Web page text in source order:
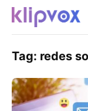
Tag: redes